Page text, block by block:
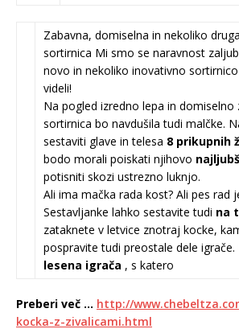
Zabavna, domiselna in nekoliko
sortirnica Mi smo se naravnost
novo in nekoliko inovativno
videli!
Na pogled izredno lepa in domiselno
sortirnica bo navdušila tudi malčke.
sestaviti glave in telesa 8 prikupnih
bodo morali poiskati njihovo
potisniti skozi ustrezno luknjo.
Ali ima mačka rada kost? Ali pes rad
Sestavljanke lahko sestavite tudi na
zataknete v letvice znotraj kocke,
pospravite tudi preostale dele igrače.
lesena igrača , s katero
Preberi več … http://
kocka-z-zivalicami.html